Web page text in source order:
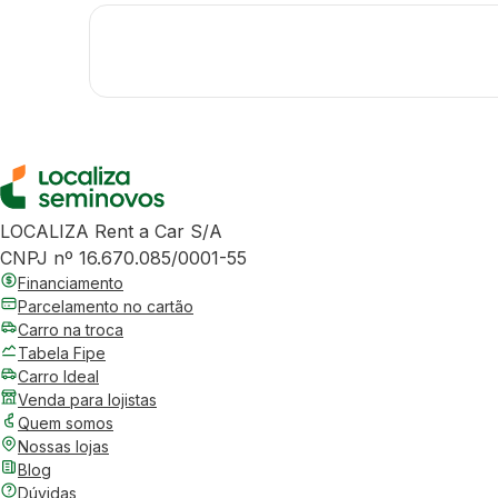
LOCALIZA Rent a Car S/A
CNPJ nº 16.670.085/0001-55
Financiamento
Parcelamento no cartão
Carro na troca
Tabela Fipe
Carro Ideal
Venda para lojistas
Quem somos
Nossas lojas
Blog
Dúvidas